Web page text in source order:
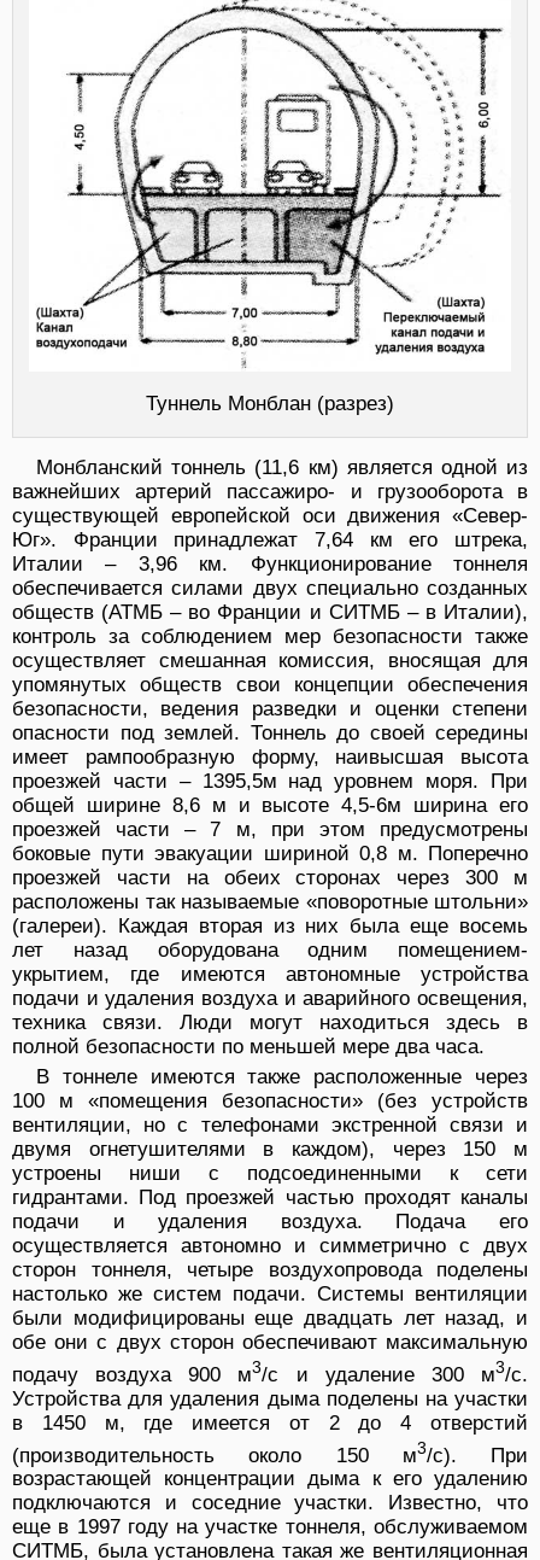
Туннель Монблан (разрез)
Монбланский тоннель (11,6 км) является одной из
важнейших артерий пассажиро- и грузооборота в
существующей европейской оси движения «Север-
Юг». Франции принадлежат 7,64 км его штрека,
Италии – 3,96 км. Функционирование тоннеля
обеспечивается силами двух специально созданных
обществ (АТМБ – во Франции и СИТМБ – в Италии),
контроль за соблюдением мер безопасности также
осуществляет смешанная комиссия, вносящая для
упомянутых обществ свои концепции обеспечения
безопасности, ведения разведки и оценки степени
опасности под землей. Тоннель до своей середины
имеет рампообразную форму, наивысшая высота
проезжей части – 1395,5м над уровнем моря. При
общей ширине 8,6 м и высоте 4,5-6м ширина его
проезжей части – 7 м, при этом предусмотрены
боковые пути эвакуации шириной 0,8 м. Поперечно
проезжей части на обеих сторонах через 300 м
расположены так называемые «поворотные штольни»
(галереи). Каждая вторая из них была еще восемь
лет назад оборудована одним помещением-
укрытием, где имеются автономные устройства
подачи и удаления воздуха и аварийного освещения,
техника связи. Люди могут находиться здесь в
полной безопасности по меньшей мере два часа.
В тоннеле имеются также расположенные через
100 м «помещения безопасности» (без устройств
вентиляции, но с телефонами экстренной связи и
двумя огнетушителями в каждом), через 150 м
устроены ниши с подсоединенными к сети
гидрантами. Под проезжей частью проходят каналы
подачи и удаления воздуха. Подача его
осуществляется автономно и симметрично с двух
сторон тоннеля, четыре воздухопровода поделены
настолько же систем подачи. Системы вентиляции
были модифицированы еще двадцать лет назад, и
обе они с двух сторон обеспечивают максимальную
подачу воздуха 900 м3/с и удаление 300 м3/с.
Устройства для удаления дыма поделены на участки
в 1450 м, где имеется от 2 до 4 отверстий
(производительность около 150 м3/с). При
возрастающей концентрации дыма к его удалению
подключаются и соседние участки. Известно, что
еще в 1997 году на участке тоннеля, обслуживаемом
СИТМБ, была установлена такая же вентиляционная